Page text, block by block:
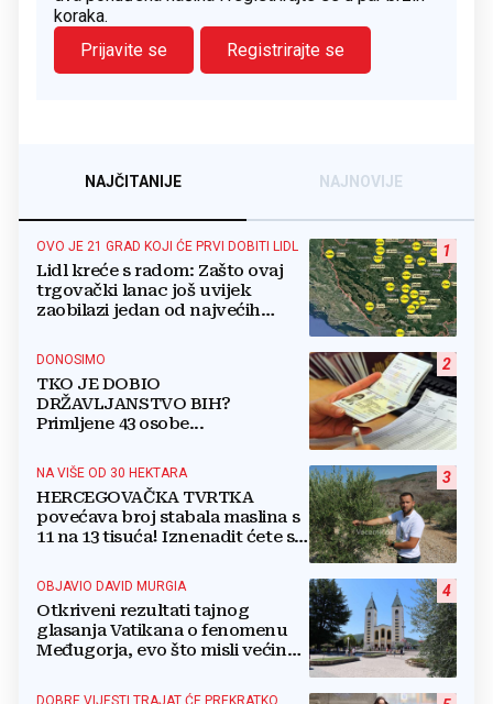
koraka.
Prijavite se
Registrirajte se
NAJČITANIJE NAJNOVIJE
1
OVO JE 21 GRAD KOJI ĆE PRVI DOBITI LIDL
Lidl kreće s radom: Zašto ovaj
trgovački lanac još uvijek
zaobilazi jedan od najvećih
2
DONOSIMO
TKO JE DOBIO
DRŽAVLJANSTVO BIH?
Primljene 43 osobe...
3
NA VIŠE OD 30 HEKTARA
HERCEGOVAČKA TVRTKA
povećava broj stabala maslina s
11 na 13 tisuća! Iznenadit ćete se
4
OBJAVIO DAVID MURGIA
Otkriveni rezultati tajnog
glasanja Vatikana o fenomenu
Međugorja, evo što misli većina
DOBRE VIJESTI TRAJAT ĆE PREKRATKO